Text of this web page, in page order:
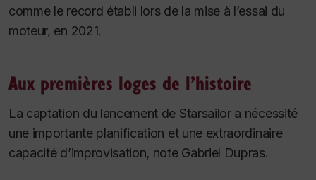
comme le record établi lors de la mise à l’essai du
moteur, en 2021.
Aux premières loges de l’histoire
La captation du lancement de Starsailor a nécessité
une importante planification et une extraordinaire
capacité d’improvisation, note Gabriel Dupras.